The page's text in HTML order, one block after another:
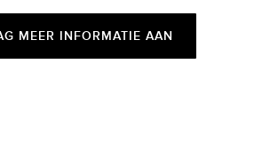
MEER INFORMATIE AAN